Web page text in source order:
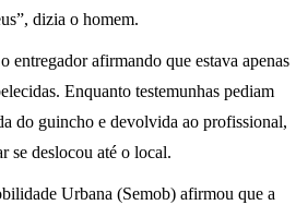
dizia o homem.
entregador afirmando que estava apenas
Enquanto testemunhas pediam
do guincho e devolvida ao profissional,
se deslocou até o local.
Urbana (Semob) afirmou que a